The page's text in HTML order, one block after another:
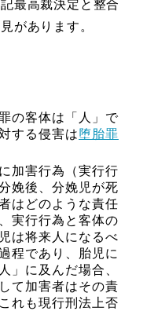
最高裁決定と整合
があります。
の客体は「人」で
する侵害は堕胎罪
加害行為（実行行
娩後、分娩児が死
はどのような責任
実行行為と客体の
は将来人になるべ
程であり、胎児に
」に及んだ場合、
て加害者はその責
れも現行刑法上否